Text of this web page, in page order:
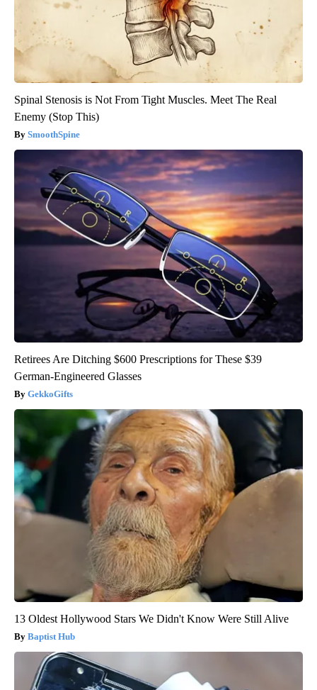
Spinal Stenosis is Not From Tight Muscles. Meet The Real
Enemy (Stop This)
SmoothSpine
Retirees Are Ditching $600 Prescriptions for These $39
German-Engineered Glasses
GekkoGifts
13 Oldest Hollywood Stars We Didn't Know Were Still Alive
Baptist Hub